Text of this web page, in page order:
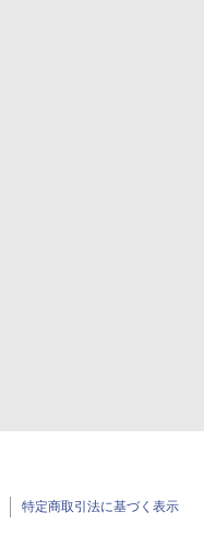
特定商取引法に基づく表示